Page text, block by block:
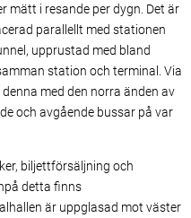
mätt i resande per dygn. Det är
parallellt med stationen
upprustad med bland
station och terminal. Via
med den norra änden av
och avgående bussar på var
biljettförsäljning och
detta finns
är uppglasad mot väster